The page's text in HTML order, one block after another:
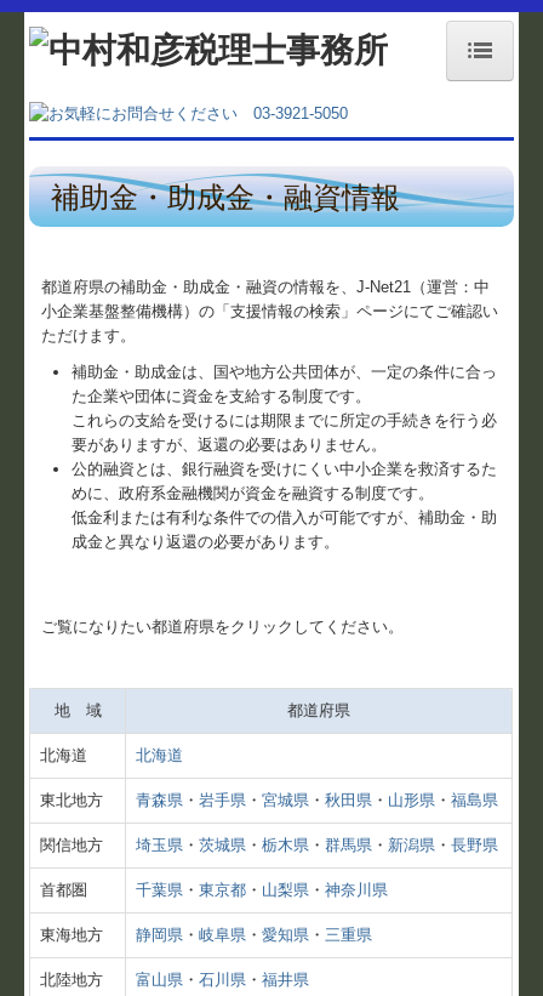
ホーム
業務内容
料金案内
交通案内
お役立ちコーナー
補助金・助成金情報
関与先向け融資商品ご紹介
巡回監査
節税対策
相続対策
消費税
お問合せ
補助金・助成金・融資情報
都道府県の補助金・助成金・融資の情報を、J-Net21（運営：中
小企業基盤整備機構）の「支援情報の検索」ページにてご確認い
ただけます。
補助金・助成金は、国や地方公共団体が、一定の条件に合っ
た企業や団体に資金を支給する制度です。
これらの支給を受けるには期限までに所定の手続きを行う必
要がありますが、返還の必要はありません。
公的融資とは、銀行融資を受けにくい中小企業を救済するた
めに、政府系金融機関が資金を融資する制度です。
低金利または有利な条件での借入が可能ですが、補助金・助
成金と異なり返還の必要があります。
ご覧になりたい都道府県をクリックしてください。
地 域 都道府県
北海道 北海道
東北地方 青森県 ・岩手県 ・宮城県 ・秋田県 ・ 山形県 ・福島県
関信地方 埼玉県 ・茨城県 ・栃木県 ・群馬県 ・ 新潟県 ・長野県
首都圏 千葉県 ・東京都 ・ 山梨県 ・神奈川県
東海地方 静岡県 ・岐阜県 ・愛知県 ・三重県
北陸地方 富山県 ・石川県 ・福井県